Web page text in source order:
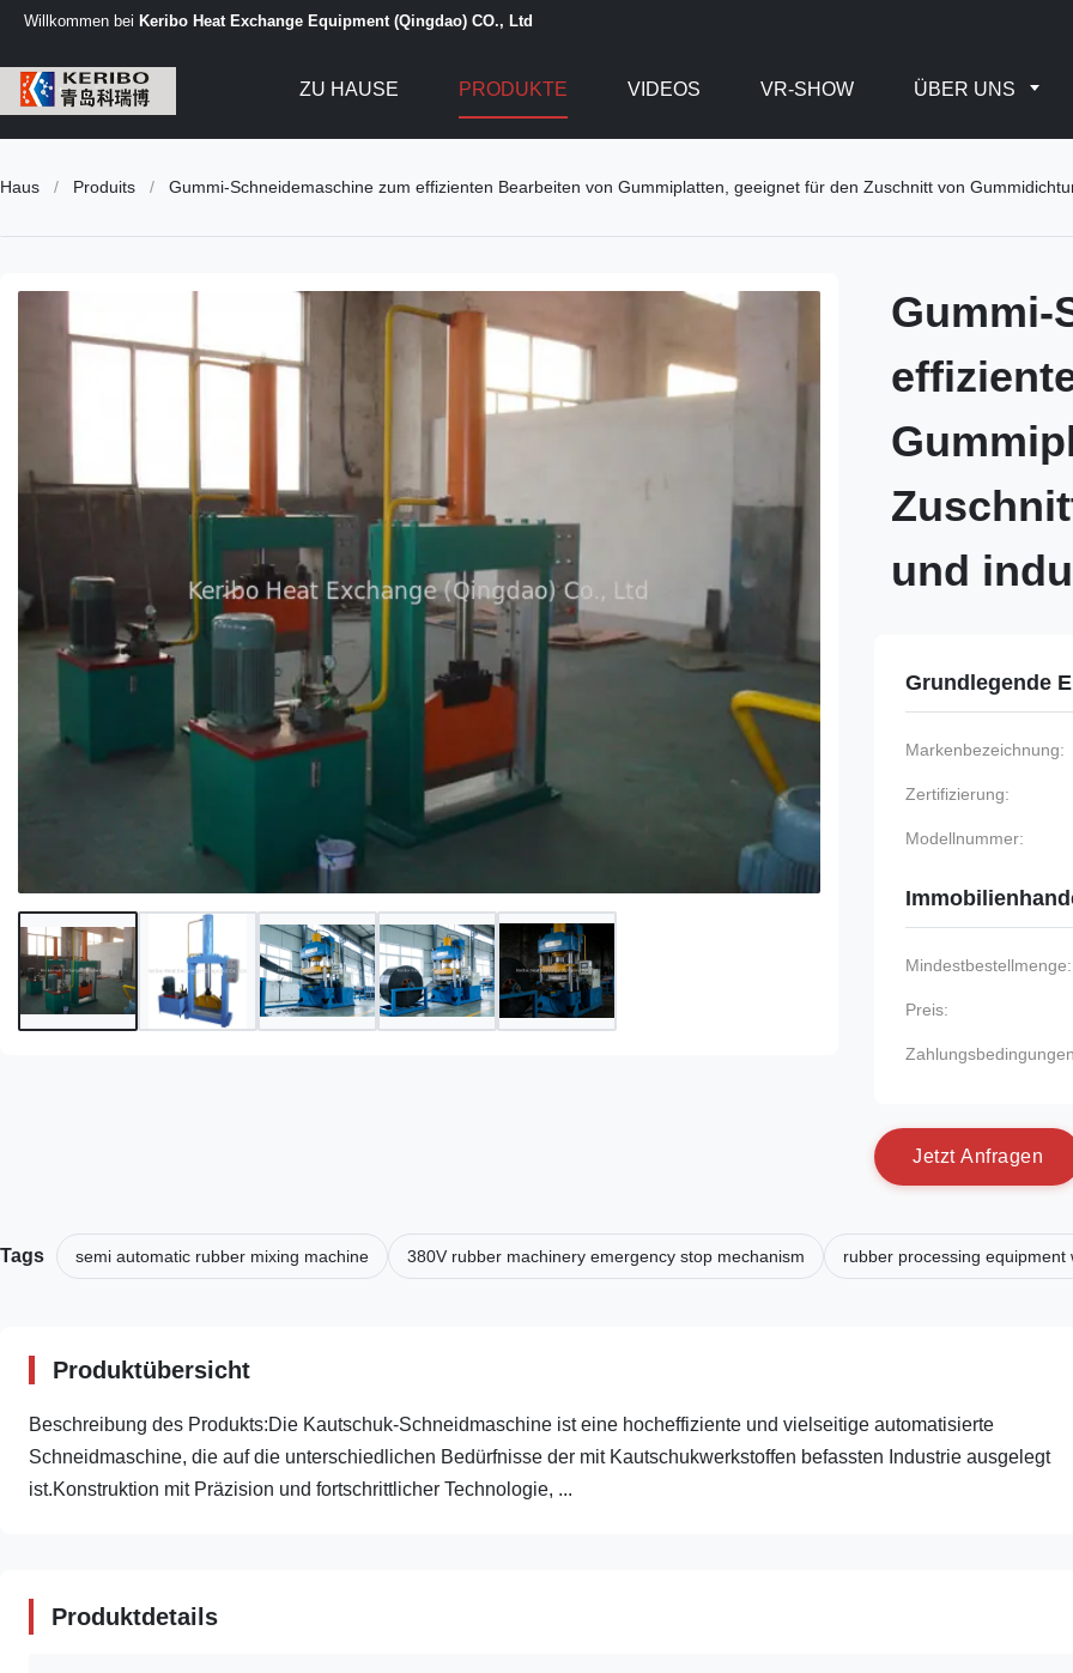
Willkommen bei Keribo Heat Exchange Equipment (Qingdao) CO., Ltd
ZU HAUSE PRODUKTE VIDEOS VR-SHOW ÜBER UNS
Haus / Produits / Gummi-Schneidemaschine zum effizienten Bearbeiten von Gummiplatten, geeignet für den Zuschnitt von
Gummi-
und
Grundlegende
Markenbezeichnung:
Zertifizierung:
Modellnummer:
Mindestbestellmenge:
Preis:
Jetzt Anfragen
Tags semi automatic rubber mixing machine 380V rubber machinery emergency stop mechanism rubber processing equipment
Produktübersicht
Beschreibung des Produkts:Die Kautschuk-Schneidmaschine ist eine hocheffiziente und vielseitige automatisierte
Schneidmaschine, die auf die unterschiedlichen Bedürfnisse der mit Kautschukwerkstoffen befassten Industrie ausgelegt
ist.Konstruktion mit Präzision und fortschrittlicher Technologie, ...
Produktdetails